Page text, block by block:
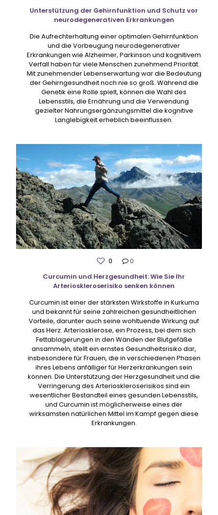
Unterstützung der Gehirnfunktion und Schutz vor
neurodegenerativen Erkrankungen
Die Aufrechterhaltung einer optimalen Gehirnfunktion
und die Vorbeugung neurodegenerativer
Erkrankungen wie Alzheimer, Parkinson und kognitivem
Verfall haben für viele Menschen zunehmend Priorität.
Mit zunehmender Lebenserwartung war die Bedeutung
der Gehirngesundheit noch nie so groß. Während die
Genetik eine Rolle spielt, können die Wahl des
Lebensstils, die Ernährung und die Verwendung
gezielter Nahrungsergänzungsmittel die kognitive
Langlebigkeit erheblich beeinflussen.
0
0
Curcumin und Herzgesundheit: Wie Sie Ihr
Arterioskleroserisiko senken können
Curcumin ist einer der stärksten Wirkstoffe in Kurkuma
und bekannt für seine zahlreichen gesundheitlichen
Vorteile, darunter auch seine wohltuende Wirkung auf
das Herz. Arteriosklerose, ein Prozess, bei dem sich
Fettablagerungen in den Wänden der Blutgefäße
ansammeln, stellt ein ernstes Gesundheitsrisiko dar,
insbesondere für Frauen, die in verschiedenen Phasen
ihres Lebens anfälliger für Herzerkrankungen sein
können. Die Unterstützung der Herzgesundheit und die
Verringerung des Arterioskleroserisikos sind ein
wesentlicher Bestandteil eines gesunden Lebensstils,
und Curcumin ist möglicherweise eines der
wirksamsten natürlichen Mittel im Kampf gegen diese
Erkrankungen.